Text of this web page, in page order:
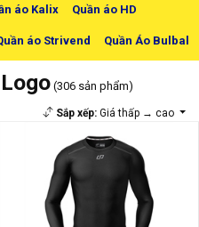
áo Kalix Quần áo HD
áo Strivend Quần Áo Bulbal
(306 sản phẩm)
Sắp xếp:Giá thấp → cao